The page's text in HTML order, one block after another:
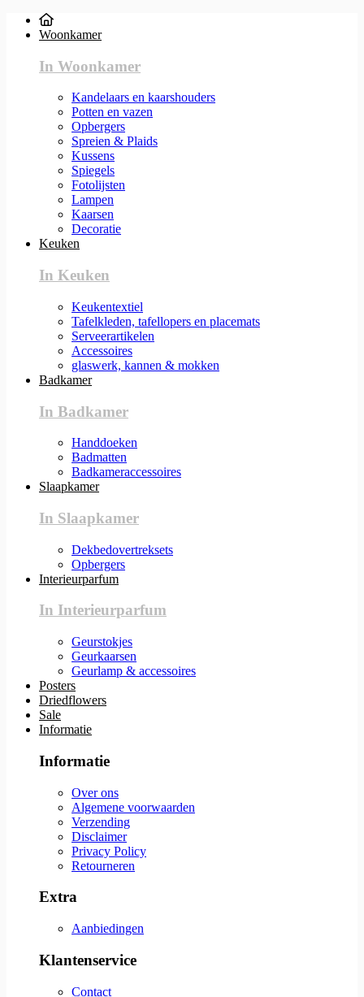
Woonkamer
In Woonkamer
Kandelaars en kaarshouders
Potten en vazen
Opbergers
Spreien & Plaids
Kussens
Spiegels
Fotolijsten
Lampen
Kaarsen
Decoratie
Keuken
In Keuken
Keukentextiel
Tafelkleden, tafellopers en placemats
Serveerartikelen
Accessoires
glaswerk, kannen & mokken
Badkamer
In Badkamer
Handdoeken
Badmatten
Badkameraccessoires
Slaapkamer
In Slaapkamer
Dekbedovertreksets
Opbergers
Interieurparfum
In Interieurparfum
Geurstokjes
Geurkaarsen
Geurlamp & accessoires
Posters
Driedflowers
Sale
Informatie
Informatie
Over ons
Algemene voorwaarden
Verzending
Disclaimer
Privacy Policy
Retourneren
Extra
Aanbiedingen
Klantenservice
Contact